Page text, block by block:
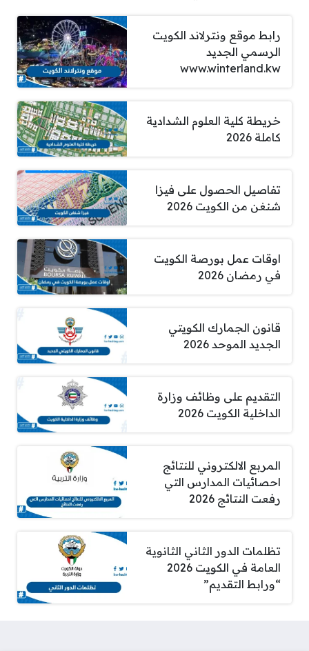
رابط موقع ونترلاند الكويت
الرسمي الجديد
www.winterland.kw
خريطة كلية العلوم الشدادية
كاملة 2026
تفاصيل الحصول على فيزا
شنغن من الكويت 2026
اوقات عمل بورصة الكويت
في رمضان 2026
قانون الجمارك الكويتي
الجديد الموحد 2026
التقديم على وظائف وزارة
الداخلية الكويت 2026
المربع الالكتروني للنتائج
احصائيات المدارس التي
رفعت النتائج 2026
تظلمات الدور الثاني الثانوية
العامة في الكويت 2026
“ورابط التقديم”